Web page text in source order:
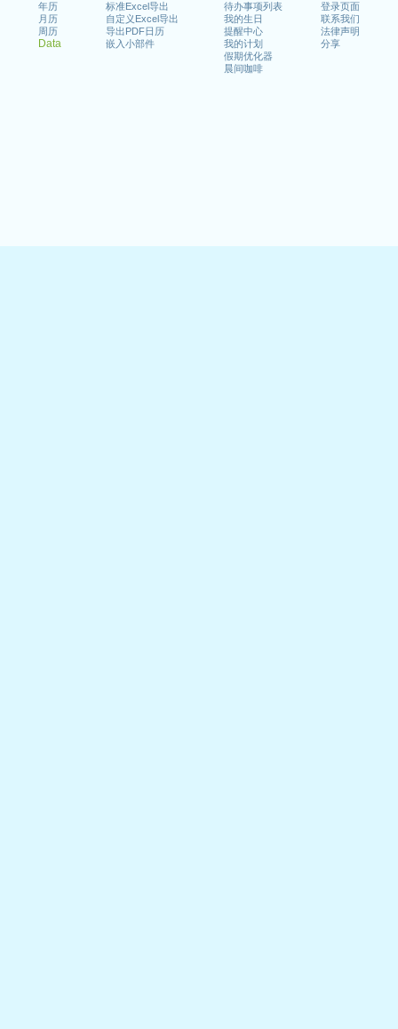
年历
月历
周历
Data
标准Excel导出
自定义Excel导出
导出PDF日历
嵌入小部件
待办事项列表
我的生日
提醒中心
我的计划
假期优化器
晨间咖啡
登录页面
联系我们
法律声明
分享